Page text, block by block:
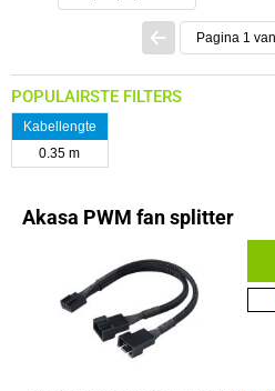
POPULAIRSTE FILTERS
Kabellengte
0.35 m
Akasa PWM fan splitter